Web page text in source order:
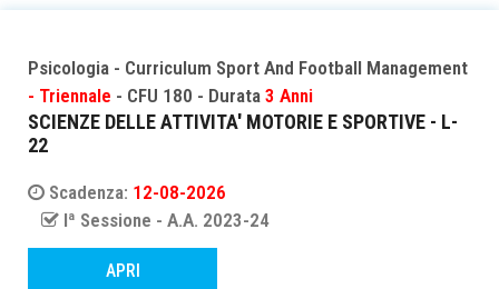
Psicologia - Curriculum Sport And Football Management
- Triennale - CFU 180 - Durata 3 Anni
SCIENZE DELLE ATTIVITA' MOTORIE E SPORTIVE - L-
22
Scadenza: 12-08-2026
Iª Sessione - A.A. 2023-24
APRI